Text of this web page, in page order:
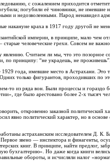
с сожалением приходится
погубили её чиновники, не имевшие
и недозволенными. Народ ненавидел
накануне краха в 1917 году другой не
империи, в принципе, мало чем
человеческие грехи. Совсем не
Считаем ли мы, что это позорное
принципу: “не украдешь, не проживешь”.
1929 года, имевшие место в Астрахани.
только фигурантов, проходивших по
то из ряда вон. Были процессы и
где было арестовано более 2-х тысяч
откровенно заказной
явно политический характер, но в
астраханским исследователем Д. К.
Первое звено — инспектора и финагенты,
книг. В принципе, найти предлог,
бухгалтерию». Но даже когда книги
обороты, и исчисляли налог